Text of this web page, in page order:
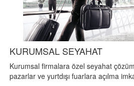
KURUMSAL SEYAHAT
Kurumsal firmalara özel seyahat
pazarlar ve yurtdışı fuarlara açılma